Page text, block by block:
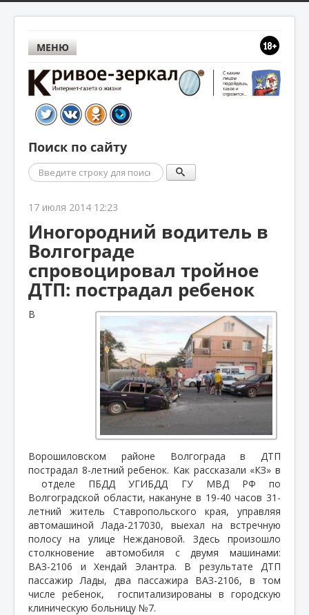
МЕНЮ
Поиск по сайту
Поиск
17 июля 2014 12:23
Иногородний водитель в
Волгограде
спровоцировал тройное
ДТП: пострадал ребенок
В
Ворошиловском районе Волгограда в ДТП
пострадал 8-летний ребенок. Как рассказали «КЗ» в
отделе ПБДД УГИБДД ГУ МВД РФ по
Волгоградской области, накануне в 19-40 часов 31-
летний житель Ставропольского края, управляя
автомашиной Лада-217030, выехал на встречную
полосу на улице Неждановой. Здесь произошло
столкновение автомобиля с двумя машинами:
ВАЗ-2106 и Хендай Элантра. В результате ДТП
пассажир Лады, два пассажира ВАЗ-2106, в том
числе ребенок,
госпитализированы в городскую
клиническую больницу №7.